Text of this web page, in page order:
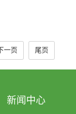
下一页 尾页
新闻中心